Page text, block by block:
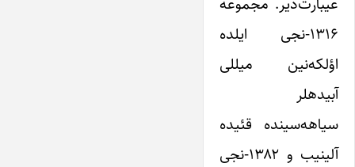
۱۳۱۶-نجی ایلده
اؤلکه‌نین میللی
آبیدهلر
‌سیاهه‌سینده قئیده
آلینیب و ۱۳۸۲-نجی